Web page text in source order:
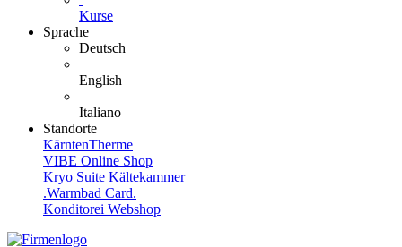
Kurse
Sprache
Deutsch
English
Italiano
Standorte
KärntenTherme
VIBE Online Shop
Kryo Suite Kältekammer
.Warmbad Card.
Konditorei Webshop